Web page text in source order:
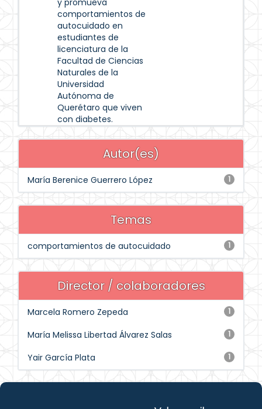
y promueva
comportamientos de
autocuidado en
estudiantes de
licenciatura de la
Facultad de Ciencias
Naturales de la
Universidad
Autónoma de
Querétaro que viven
con diabetes.
Autor(es)
1
María Berenice Guerrero López
Temas
1
comportamientos de autocuidado
Director / colaboradores
1
Marcela Romero Zepeda
1
María Melissa Libertad Álvarez Salas
1
Yair García Plata